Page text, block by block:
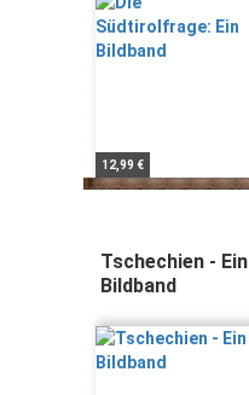
12,99 €
Tschechien - Ein
Bildband